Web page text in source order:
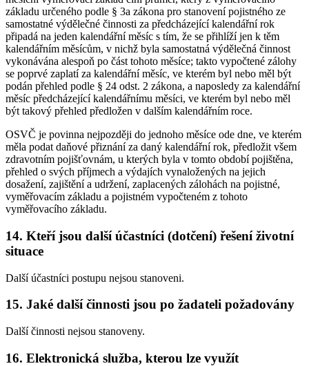
základu určeného podle § 3a zákona pro stanovení pojistného ze
samostatné výdělečné činnosti za předcházející kalendářní rok
připadá na jeden kalendářní měsíc s tím, že se přihlíží jen k těm
kalendářním měsícům, v nichž byla samostatná výdělečná činnost
vykonávána alespoň po část tohoto měsíce; takto vypočtené zálohy
se poprvé zaplatí za kalendářní měsíc, ve kterém byl nebo měl být
podán přehled podle § 24 odst. 2 zákona, a naposledy za kalendářní
měsíc předcházející kalendářnímu měsíci, ve kterém byl nebo měl
být takový přehled předložen v dalším kalendářním roce.
OSVČ je povinna nejpozději do jednoho měsíce ode dne, ve kterém
měla podat daňové přiznání za daný kalendářní rok, předložit všem
zdravotním pojišťovnám, u kterých byla v tomto období pojištěna,
přehled o svých příjmech a výdajích vynaložených na jejich
dosažení, zajištění a udržení, zaplacených zálohách na pojistné,
vyměřovacím základu a pojistném vypočteném z tohoto
vyměřovacího základu.
14. Kteří jsou další účastníci (dotčení) řešení životní
situace
Další účastníci postupu nejsou stanoveni.
15. Jaké další činnosti jsou po žadateli požadovány
Další činnosti nejsou stanoveny.
16. Elektronická služba, kterou lze využít